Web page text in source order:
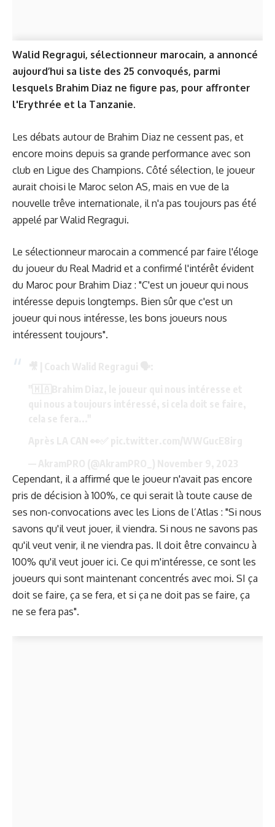
Walid Regragui, sélectionneur marocain, a annoncé
aujourd’hui sa liste des 25 convoqués, parmi
lesquels Brahim Diaz ne figure pas, pour affronter
l'Erythrée et la Tanzanie.
Les débats autour de Brahim Diaz ne cessent pas, et
encore moins depuis sa grande performance avec son
club en Ligue des Champions. Côté sélection, le joueur
aurait choisi le Maroc selon AS, mais en vue de la
nouvelle trêve internationale, il n'a pas toujours pas été
appelé par Walid Regragui.
Le sélectionneur marocain a commencé par faire l'éloge
du joueur du Real Madrid et a confirmé l'intérêt évident
du Maroc pour Brahim Diaz : "C'est un joueur qui nous
intéresse depuis longtemps. Bien sûr que c'est un
joueur qui nous intéresse, les bons joueurs nous
intéressent toujours".
Cependant, il a affirmé que le joueur n'avait pas encore
pris de décision à 100%, ce qui serait là toute cause de
ses non-convocations avec les Lions de l’Atlas : "Si nous
savons qu'il veut jouer, il viendra. Si nous ne savons pas
qu'il veut venir, il ne viendra pas. Il doit être convaincu à
100% qu'il veut jouer ici. Ce qui m'intéresse, ce sont les
joueurs qui sont maintenant concentrés avec moi. SI ça
doit se faire, ça se fera, et si ça ne doit pas se faire, ça
ne se fera pas".